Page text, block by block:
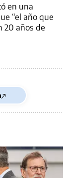
en una
“el año que
20 años de